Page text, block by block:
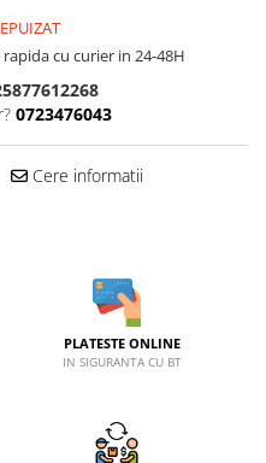
cu curier in 24-48H
0723476043
Cere informatii
PLATESTE ONLINE
IN SIGURANTA CU BT